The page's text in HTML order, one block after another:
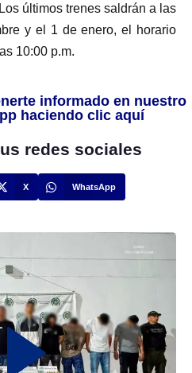
últimos trenes saldrán a las
y el 1 de enero, el horario
10:00 p.m.
informado en nuestro
haciendo clic aquí
redes sociales
X WhatsApp